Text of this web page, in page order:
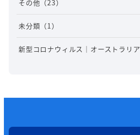
その他 （23）
未分類 （1）
新型コロナウィルス｜オーストラリア